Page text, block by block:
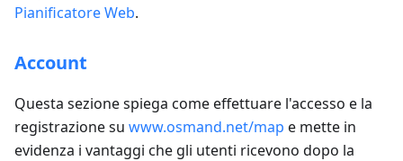
Pianificatore Web.
Account
Questa sezione spiega come effettuare l'accesso e la
registrazione su www.osmand.net/map e mette in
evidenza i vantaggi che gli utenti ricevono dopo la